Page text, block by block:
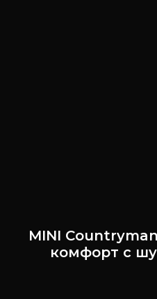
MINI
комфорт с